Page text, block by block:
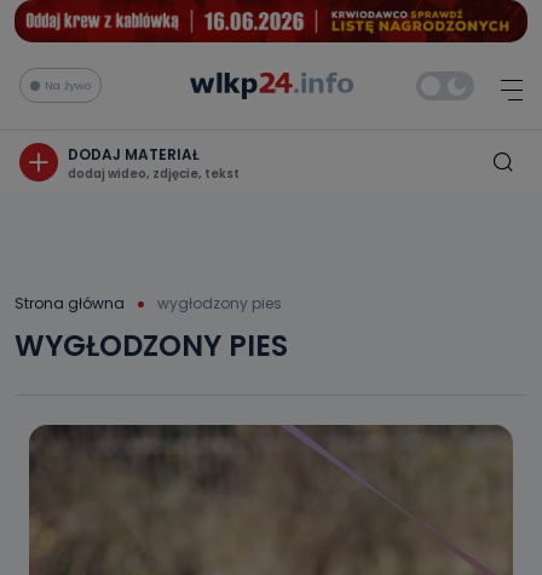
Na żywo
DODAJ MATERIAŁ
dodaj wideo, zdjęcie, tekst
Strona główna wygłodzony pies
WYGŁODZONY PIES